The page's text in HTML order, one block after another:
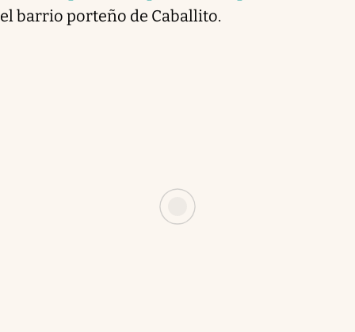
el barrio porteño de Caballito.